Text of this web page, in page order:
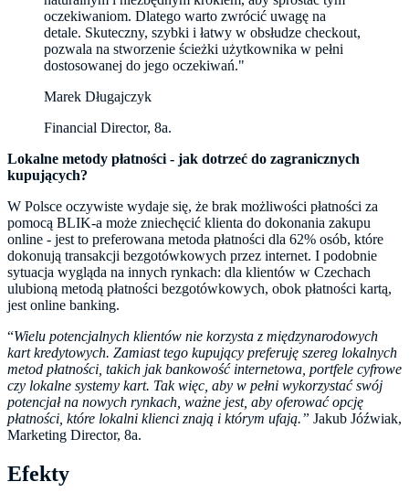
oczekiwaniom. Dlatego warto zwrócić uwagę na
detale. Skuteczny, szybki i łatwy w obsłudze checkout,
pozwala na stworzenie ścieżki użytkownika w pełni
dostosowanej do jego oczekiwań."
Marek Długajczyk
Financial Director, 8a.
Lokalne metody płatności - jak dotrzeć do zagranicznych
kupujących?
W Polsce oczywiste wydaje się, że brak możliwości płatności za
pomocą BLIK-a może zniechęcić klienta do dokonania zakupu
online - jest to preferowana metoda płatności dla 62% osób, które
dokonują transakcji bezgotówkowych przez internet. I podobnie
sytuacja wygląda na innych rynkach: dla klientów w Czechach
ulubioną metodą płatności bezgotówkowych, obok płatności kartą,
jest online banking.
“Wielu potencjalnych klientów nie korzysta z międzynarodowych
kart kredytowych. Zamiast tego kupujący preferuję szereg lokalnych
metod płatności, takich jak bankowość internetowa, portfele cyfrowe
czy lokalne systemy kart. Tak więc, aby w pełni wykorzystać swój
potencjał na nowych rynkach, ważne jest, aby oferować opcję
płatności, które lokalni klienci znają i którym ufają.” Jakub Jóźwiak,
Marketing Director, 8a.
Efekty